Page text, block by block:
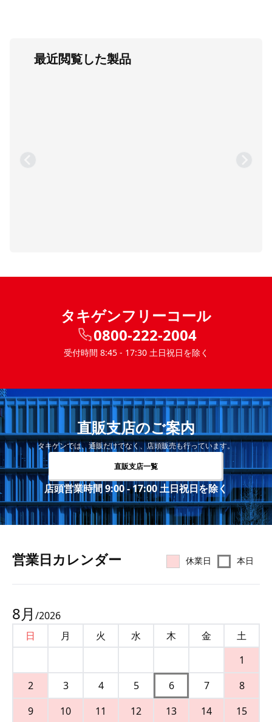
最近閲覧した製品
タキゲンフリーコール
0800-222-2004
受付時間 8:45 - 17:30 土日祝日を除く
直販支店のご案内
タキゲンでは、通販だけでなく、店頭販売も行っています。
直販支店一覧
店頭営業時間 9:00 - 17:00 土日祝日を除く
営業⽇カレンダー 休業日 本日
8月 /2026
日
月 火 水 木 金
土
1
2
3 4 5 6 7
8
9
10 11 12 13 14
15